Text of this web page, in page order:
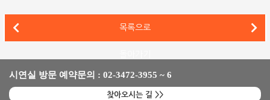
B&W 801 D4, 마란츠(Marantz) 모델 30을 매칭한 하이파이
B&W 805 D4와 나드(NAD) M33을 매칭한 하이파이 시스템
목록으로
시연실 방문 예약문의 : 02-3472-3955 ~ 6
찾아오시는 길 >>